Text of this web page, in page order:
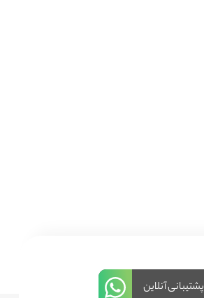
پشتیبانی آنلاین